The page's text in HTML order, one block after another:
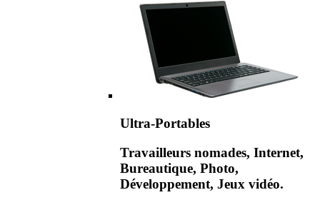
Ultra-Portables
Travailleurs nomades, Internet,
Bureautique, Photo,
Développement, Jeux vidéo.